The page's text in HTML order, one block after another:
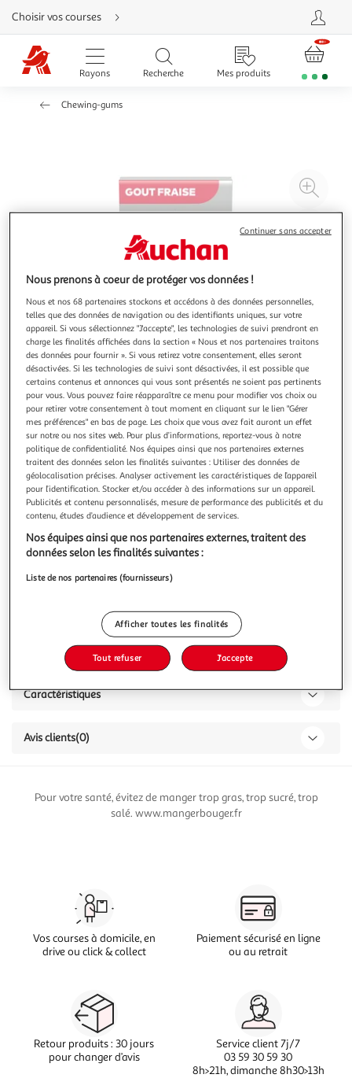
Aller
directement
au
contenu
Aller
directement
Aller
Choisir vos courses
Rayons Recherche Mes produits
Chewing-gums
à
FREEDENT
White Chewing-gums fraise
Freedent® White Chewing-gum à mâcher sans sucres au
bon goût de Fraise qui aide à éliminer les tâches et
maintenir la blancheur naturelle des dents. Les chewing-
gums sans sucres Freedent® sont bénéfiques pour la santé
dentaire car ils aident à neutraliser les acides de la plaque
dentaire. Ils sont a
En savoir +
70g 5x10 dragées
Vous voulez connaître le prix de ce produit ?
Afficher le prix
Description
Caractéristiques
Avis clients(0)
Pour votre santé, évitez de manger trop gras, trop sucré, trop
salé. www.mangerbouger.fr
Vos courses à domicile, en
drive ou click & collect
Paiement sécurisé en ligne
ou au retrait
Retour produits : 30 jours
pour changer d’avis
Service client 7j/7
03 59 30 59 30
8h>21h, dimanche 8h30>13h
Nous prenons à coeur de protéger vos données !
Nous et nos 68 partenaires stockons et accédons à des données personnelles,
telles que des données de navigation ou des identifiants uniques, sur votre
appareil. Si vous sélectionnez "J'accepte", les technologies de suivi prendront en
charge les finalités affichées dans la section « Nous et nos partenaires traitons
des données pour fournir ». Si vous retirez votre consentement, elles seront
désactivées. Si les technologies de suivi sont désactivées, il est possible que
certains contenus et annonces qui vous sont présentés ne soient pas pertinents
pour vous. Vous pouvez faire réapparaître ce menu pour modifier vos choix ou
pour retirer votre consentement à tout moment en cliquant sur le lien "Gérer
mes préférences" en bas de page. Les choix que vous avez fait auront un effet
sur notre ou nos sites web. Pour plus d’informations, reportez-vous à notre
politique de confidentialité. Nos équipes ainsi que nos partenaires externes
traitent des données selon les finalités suivantes : Utiliser des données de
géolocalisation précises. Analyser activement les caractéristiques de l’appareil
pour l’identification. Stocker et/ou accéder à des informations sur un appareil.
Publicités et contenu personnalisés, mesure de performance des publicités et du
contenu, études d’audience et développement de services.
Nos équipes ainsi que nos partenaires externes, traitent des
données selon les finalités suivantes :
Liste de nos partenaires (fournisseurs)
Afficher toutes les finalités
Tout refuser J'accepte
Continuer sans accepter